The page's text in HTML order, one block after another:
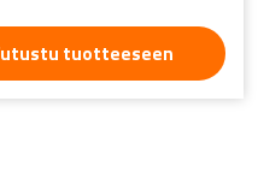
tuotteeseen